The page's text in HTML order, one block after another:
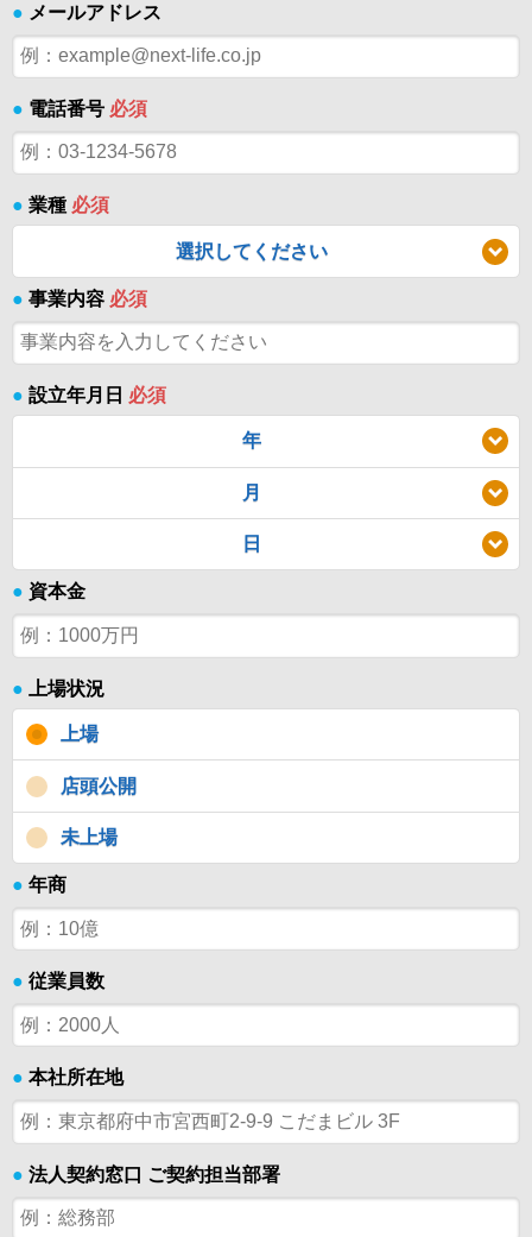
● メールアドレス
● 電話番号 必須
● 業種 必須
選択してください
● 事業内容 必須
● 設立年月日 必須
年
月
日
● 資本金
● 上場状況
上場
店頭公開
未上場
● 年商
● 従業員数
● 本社所在地
● 法人契約窓口 ご契約担当部署